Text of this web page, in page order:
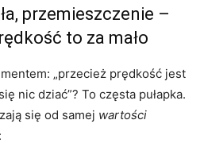
przemieszczenie –
to za mało
„przecież prędkość jest
nic dziać”? To częsta pułapka.
się od samej wartości